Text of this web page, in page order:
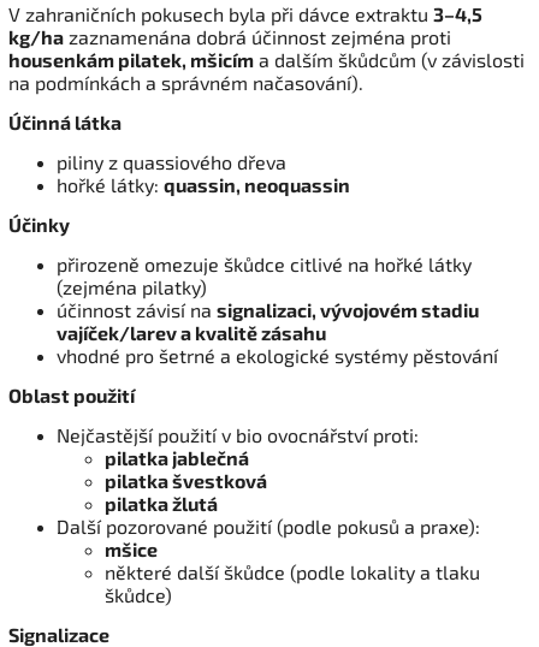
V zahraničních pokusech byla při dávce extraktu 3–4,5
kg/ha zaznamenána dobrá účinnost zejména proti
housenkám pilatek, mšicím a dalším škůdcům (v závislosti
na podmínkách a správném načasování).
Účinná látka
piliny z quassiového dřeva
hořké látky: quassin, neoquassin
Účinky
přirozeně omezuje škůdce citlivé na hořké látky
(zejména pilatky)
účinnost závisí na signalizaci, vývojovém stadiu
vajíček/la­rev a kvalitě zásahu
vhodné pro šetrné a ekologické systémy pěstování
Oblast použití
Nejčastější použití v bio ovocnářství proti:
pilatka jablečná
pilatka švestková
pilatka žlutá
Další pozorované použití (podle pokusů a praxe):
mšice
některé další škůdce (podle lokality a tlaku
škůdce)
Signalizace